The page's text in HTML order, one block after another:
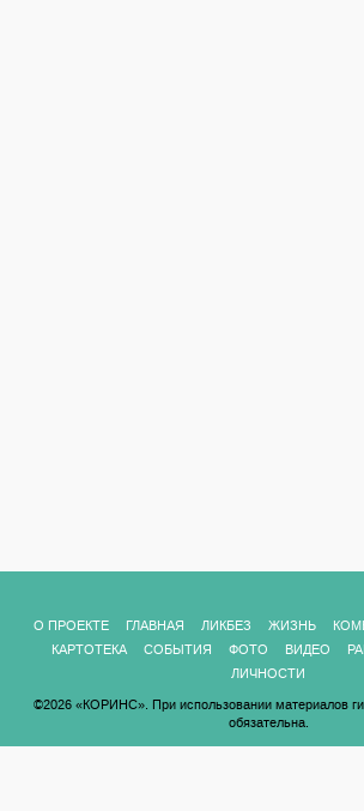
О ПРОЕКТЕ ГЛАВНАЯ ЛИКБЕЗ ЖИЗНЬ
КАРТОТЕКА
СОБЫТИЯ ФОТО ВИДЕО
ЛИЧНОСТИ
©2026 «КОРИНС». При использовании материалов
обязательна.